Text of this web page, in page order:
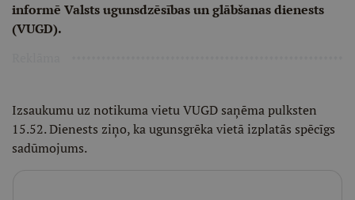
informē Valsts ugunsdzēsības un glābšanas dienests
(VUGD).
Izsaukumu uz notikuma vietu VUGD saņēma pulksten
15.52. Dienests ziņo, ka ugunsgrēka vietā izplatās spēcīgs
sadūmojums.